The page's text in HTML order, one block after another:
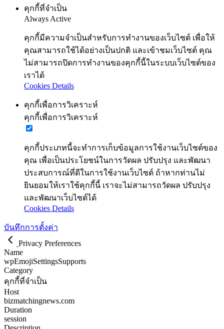
คุกกี้ที่จำเป็น
Always Active
คุกกี้มีความจำเป็นสำหรับการทำงานของเว็บไซต์ เพื่อให้
คุณสามารถใช้ได้อย่างเป็นปกติ และเข้าชมเว็บไซต์ คุณ
ไม่สามารถปิดการทำงานของคุกกี้นี้ในระบบเว็บไซต์ของ
เราได้
Cookies Details
คุกกี้เพื่อการวิเคราะห์
คุกกี้เพื่อการวิเคราะห์
คุกกี้ประเภทนี้จะทำการเก็บข้อมูลการใช้งานเว็บไซต์ของ
คุณ เพื่อเป็นประโยชน์ในการวัดผล ปรับปรุง และพัฒนา
ประสบการณ์ที่ดีในการใช้งานเว็บไซต์ ถ้าหากท่านไม่
ยินยอมให้เราใช้คุกกี้นี้ เราจะไม่สามารถวัดผล ปรับปรุง
และพัฒนาเว็บไซต์ได้
Cookies Details
บันทึกการตั้งค่า
Privacy Preferences
Name
wpEmojiSettingsSupports
Category
คุกกี้ที่จำเป็น
Host
bizmatchingnews.com
Duration
session